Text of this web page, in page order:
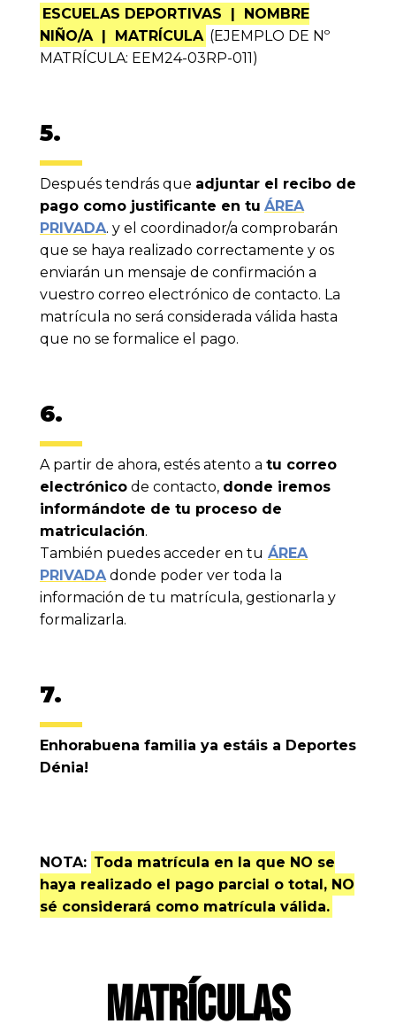
ESCUELAS DEPORTIVAS | NOMBRE
NIÑO/A | MATRÍCULA (EJEMPLO DE Nº
MATRÍCULA: EEM24-03RP-011)
5.
Después tendrás que adjuntar el recibo de
pago como justificante en tu ÁREA
PRIVADA. y el coordinador/a comprobarán
que se haya realizado correctamente y os
enviarán un mensaje de confirmación a
vuestro correo electrónico de contacto. La
matrícula no será considerada válida hasta
que no se formalice el pago.
6.
A partir de ahora, estés atento a tu correo
electrónico de contacto, donde iremos
informándote de tu proceso de
matriculación.
También puedes acceder en tu ÁREA
PRIVADAdonde poder ver toda la
información de tu matrícula, gestionarla y
formalizarla.
7.
Enhorabuena familia ya estáis a Deportes
Dénia!
NOTA: Toda matrícula en la que NO se
haya realizado el pago parcial o total, NO
sé considerará como matrícula válida.
MATRÍCULAS